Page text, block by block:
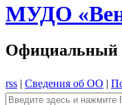
МУДО
Официальный
rss | Сведения об ОО |
Поиск: